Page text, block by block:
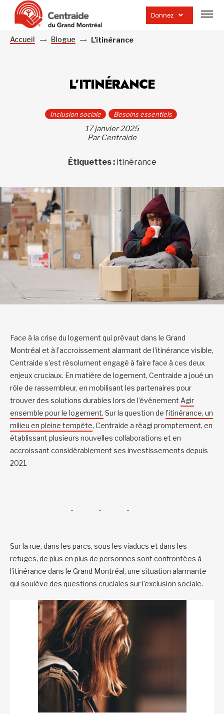
Donnez
la
Accueil Blogue L'itinérance
L’ITINÉRANCE
Inclusion sociale Besoins essentiels
17 janvier 2025
Par Centraide
Étiquettes : itinérance
Face à la crise du logement qui prévaut dans le Grand
Montréal et à l’accroissement alarmant de l’itinérance visible,
Centraide s’est résolument engagé à faire face à ces deux
enjeux cruciaux. En matière de logement, Centraide a joué un
rôle de rassembleur, en mobilisant les partenaires pour
trouver des solutions durables lors de l’événement Agir
ensemble pour le logement. Sur la question de l’itinérance, un
milieu en pleine tempête, Centraide a réagi promptement, en
établissant plusieurs nouvelles collaborations et en
accroissant considérablement ses investissements depuis
2021.
Sur la rue, dans les parcs, sous les viaducs et dans les
refuges, de plus en plus de personnes sont confrontées à
l’itinérance dans le Grand Montréal, une situation alarmante
qui soulève des questions cruciales sur l’exclusion sociale.